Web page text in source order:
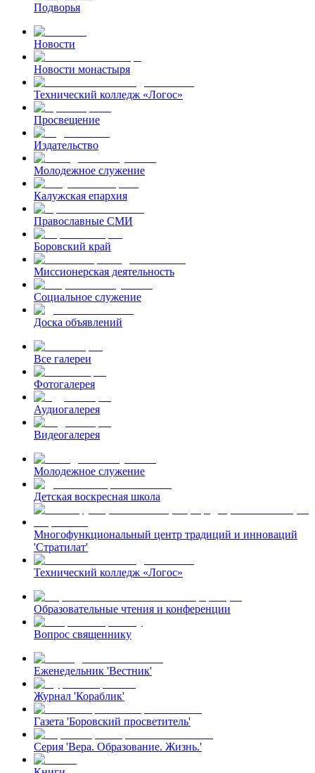
Подворья
Новости
Новости монастыря
Технический колледж «Логос»
Просвещение
Издательство
Молодежное служение
Калужская епархия
Православные СМИ
Боровский край
Миссионерская деятельность
Социальное служение
Доска объявлений
Все галереи
Фотогалерея
Аудиогалерея
Видеогалерея
Молодежное служение
Детская воскресная школа
Многофункциональный центр традиций и инноваций
'Стратилат'
Технический колледж «Логос»
Образовательные чтения и конференции
Вопрос священнику
Еженедельник 'Вестник'
Журнал 'Кораблик'
Газета 'Боровский просветитель'
Серия 'Вера. Образование. Жизнь.'